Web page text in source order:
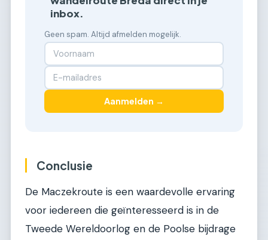
inbox.
Geen spam. Altijd afmelden mogelijk.
Aanmelden →
Conclusie
De Maczekroute is een waardevolle ervaring
voor iedereen die geïnteresseerd is in de
Tweede Wereldoorlog en de Poolse bijdrage